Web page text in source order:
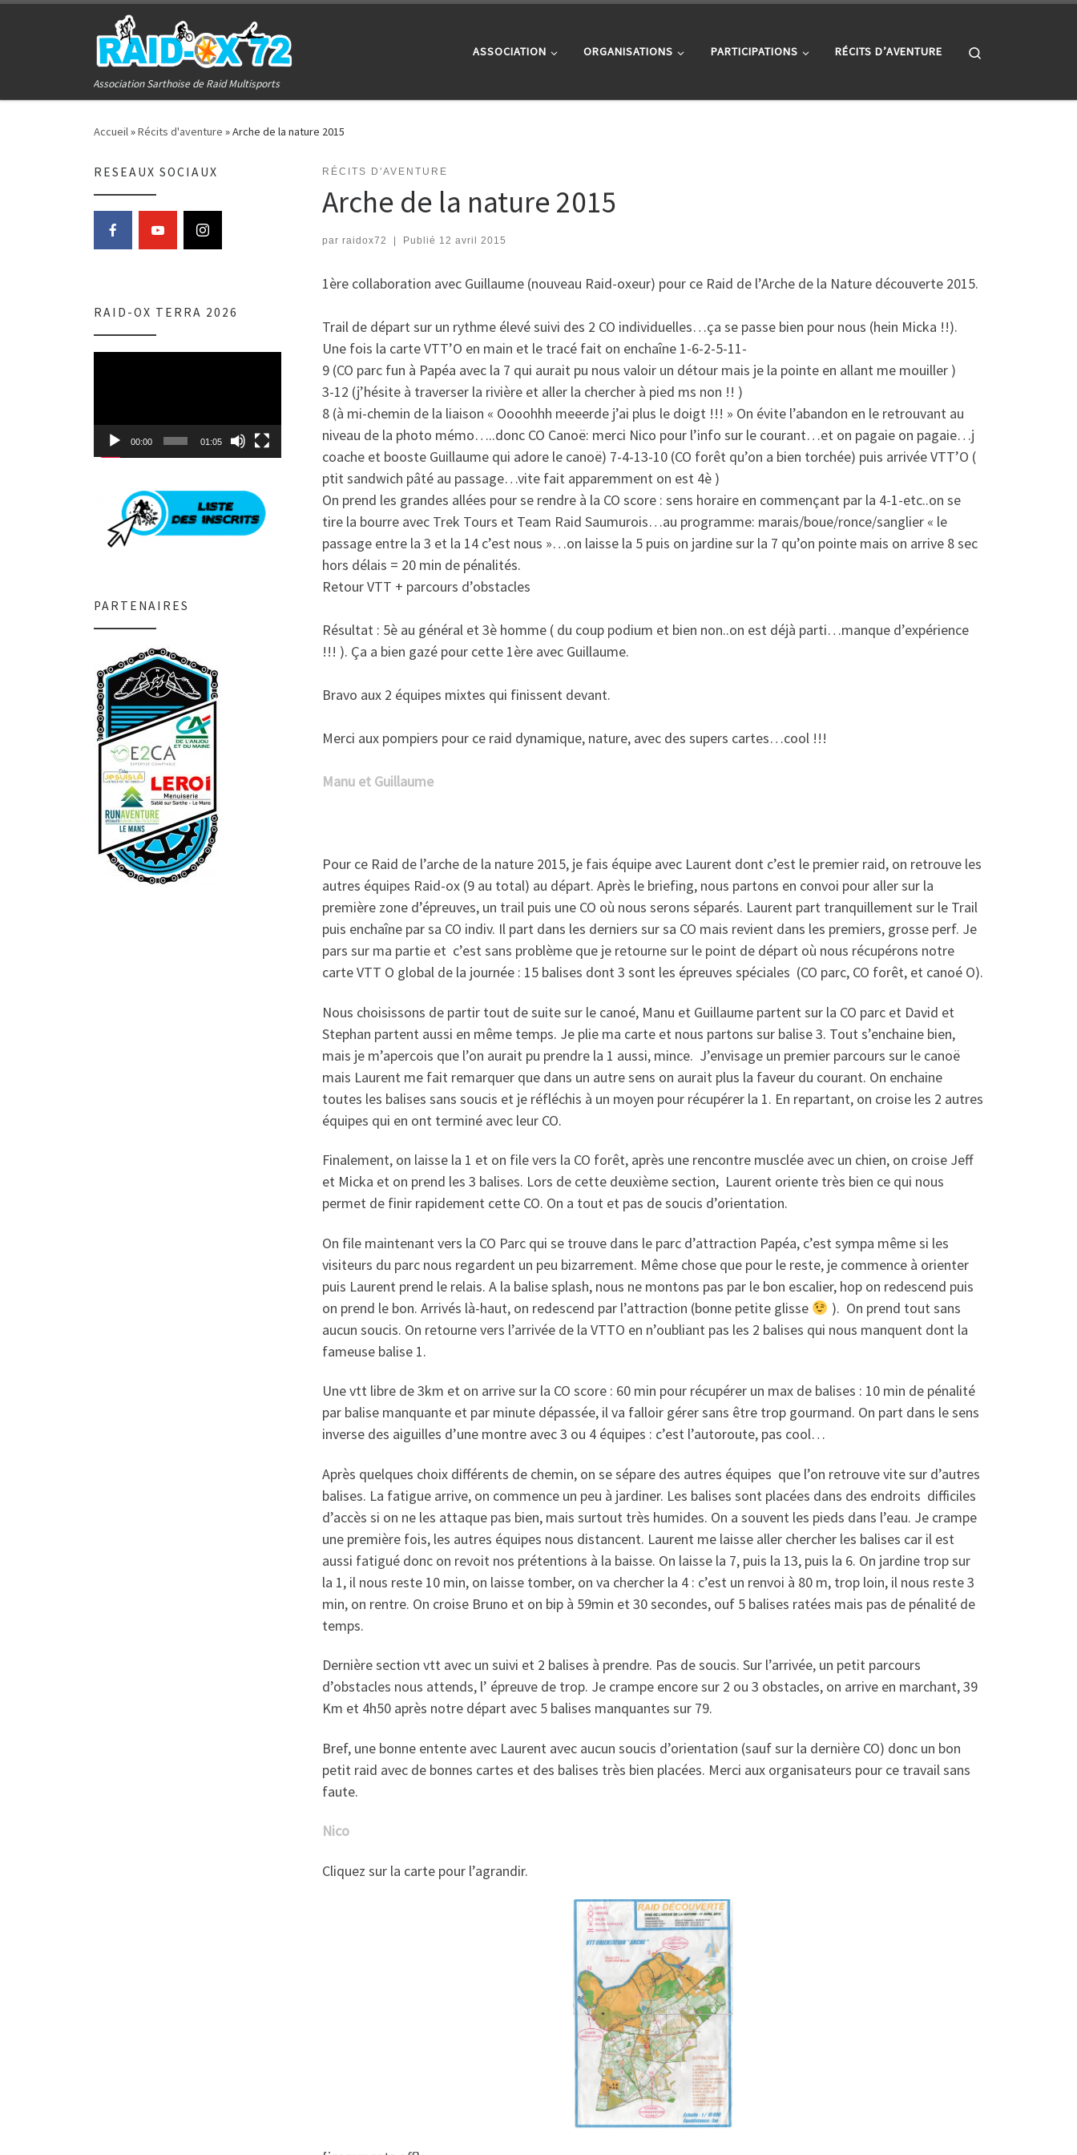
Association Sarthoise de Raid Multisports
ASSOCIATION ORGANISATIONS PARTICIPATIONS RÉCITS D’AVENTURE
Accueil»Récits d'aventure »Arche de la nature 2015
RÉCITS D'AVENTURE
Arche de la nature 2015
par raidox72 | Publié 12 avril 2015
1ère collaboration avec Guillaume (nouveau Raid-oxeur) pour ce Raid de l’Arche de la Nature découverte 2015.
Trail de départ sur un rythme élevé suivi des 2 CO individuelles…ça se passe bien pour nous (hein Micka !!).
Une fois la carte VTT’O en main et le tracé fait on enchaîne 1-6-2-5-11-
9 (CO parc fun à Papéa avec la 7 qui aurait pu nous valoir un détour mais je la pointe en allant me mouiller )
3-12 (j’hésite à traverser la rivière et aller la chercher à pied ms non !! )
8 (à mi-chemin de la liaison « Oooohhh meeerde j’ai plus le doigt !!! » On évite l’abandon en le retrouvant au
niveau de la photo mémo…..donc CO Canoë: merci Nico pour l’info sur le courant…et on pagaie on pagaie…j
coache et booste Guillaume qui adore le canoë) 7-4-13-10 (CO forêt qu’on a bien torchée) puis arrivée VTT’O (
ptit sandwich pâté au passage…vite fait apparemment on est 4è )
On prend les grandes allées pour se rendre à la CO score : sens horaire en commençant par la 4-1-etc..on se
tire la bourre avec Trek Tours et Team Raid Saumurois…au programme: marais/boue/ronce/sanglier « le
passage entre la 3 et la 14 c’est nous »…on laisse la 5 puis on jardine sur la 7 qu’on pointe mais on arrive 8 sec
hors délais = 20 min de pénalités.
Retour VTT + parcours d’obstacles
Résultat : 5è au général et 3è homme ( du coup podium et bien non..on est déjà parti…manque d’expérience
!!! ). Ça a bien gazé pour cette 1ère avec Guillaume.
Bravo aux 2 équipes mixtes qui finissent devant.
Merci aux pompiers pour ce raid dynamique, nature, avec des supers cartes…cool !!!
Manu et Guillaume
Pour ce Raid de l’arche de la nature 2015, je fais équipe avec Laurent dont c’est le premier raid, on retrouve les
autres équipes Raid-ox (9 au total) au départ. Après le briefing, nous partons en convoi pour aller sur la
première zone d’épreuves, un trail puis une CO où nous serons séparés. Laurent part tranquillement sur le Trail
puis enchaîne par sa CO indiv. Il part dans les derniers sur sa CO mais revient dans les premiers, grosse perf. Je
pars sur ma partie et c’est sans problème que je retourne sur le point de départ où nous récupérons notre
carte VTT O global de la journée : 15 balises dont 3 sont les épreuves spéciales (CO parc, CO forêt, et canoé O).
Nous choisissons de partir tout de suite sur le canoé, Manu et Guillaume partent sur la CO parc et David et
Stephan partent aussi en même temps. Je plie ma carte et nous partons sur balise 3. Tout s’enchaine bien,
mais je m’apercois que l’on aurait pu prendre la 1 aussi, mince. J’envisage un premier parcours sur le canoë
mais Laurent me fait remarquer que dans un autre sens on aurait plus la faveur du courant. On enchaine
toutes les balises sans soucis et je réfléchis à un moyen pour récupérer la 1. En repartant, on croise les 2 autres
équipes qui en ont terminé avec leur CO.
Finalement, on laisse la 1 et on file vers la CO forêt, après une rencontre musclée avec un chien, on croise Jeff
et Micka et on prend les 3 balises. Lors de cette deuxième section, Laurent oriente très bien ce qui nous
permet de finir rapidement cette CO. On a tout et pas de soucis d’orientation.
On file maintenant vers la CO Parc qui se trouve dans le parc d’attraction Papéa, c’est sympa même si les
visiteurs du parc nous regardent un peu bizarrement. Même chose que pour le reste, je commence à orienter
puis Laurent prend le relais. A la balise splash, nous ne montons pas par le bon escalier, hop on redescend puis
on prend le bon. Arrivés là-haut, on redescend par l’attraction (bonne petite glisse
). On prend tout sans
aucun soucis. On retourne vers l’arrivée de la VTTO en n’oubliant pas les 2 balises qui nous manquent dont la
fameuse balise 1.
Une vtt libre de 3km et on arrive sur la CO score : 60 min pour récupérer un max de balises : 10 min de pénalité
par balise manquante et par minute dépassée, il va falloir gérer sans être trop gourmand. On part dans le sens
inverse des aiguilles d’une montre avec 3 ou 4 équipes : c’est l’autoroute, pas cool…
Après quelques choix différents de chemin, on se sépare des autres équipes que l’on retrouve vite sur d’autres
balises. La fatigue arrive, on commence un peu à jardiner. Les balises sont placées dans des endroits difficiles
d’accès si on ne les attaque pas bien, mais surtout très humides. On a souvent les pieds dans l’eau. Je crampe
une première fois, les autres équipes nous distancent. Laurent me laisse aller chercher les balises car il est
aussi fatigué donc on revoit nos prétentions à la baisse. On laisse la 7, puis la 13, puis la 6. On jardine trop sur
la 1, il nous reste 10 min, on laisse tomber, on va chercher la 4 : c’est un renvoi à 80 m, trop loin, il nous reste 3
min, on rentre. On croise Bruno et on bip à 59min et 30 secondes, ouf 5 balises ratées mais pas de pénalité de
temps.
Dernière section vtt avec un suivi et 2 balises à prendre. Pas de soucis. Sur l’arrivée, un petit parcours
d’obstacles nous attends, l’ épreuve de trop. Je crampe encore sur 2 ou 3 obstacles, on arrive en marchant, 39
Km et 4h50 après notre départ avec 5 balises manquantes sur 79.
Bref, une bonne entente avec Laurent avec aucun soucis d’orientation (sauf sur la dernière CO) donc un bon
petit raid avec de bonnes cartes et des balises très bien placées. Merci aux organisateurs pour ce travail sans
faute.
Nico
Cliquez sur la carte pour l’agrandir.
RESEAUX SOCIAUX
RAID-OX TERRA 2026
00:00 01:05
PARTENAIRES